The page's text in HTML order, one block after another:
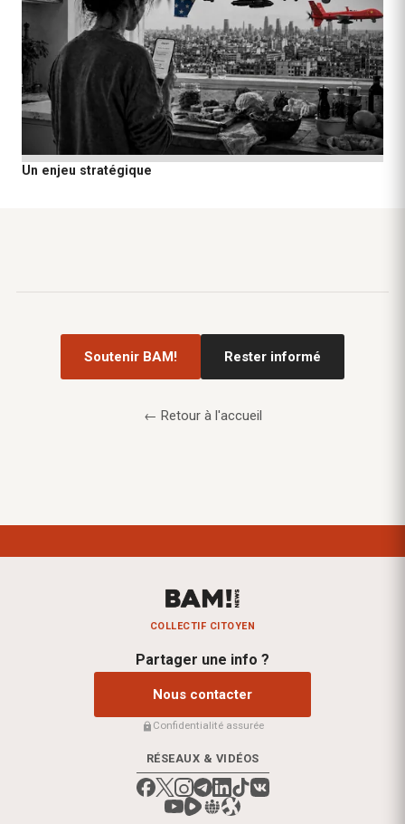
Un enjeu stratégique
Soutenir BAM! Rester informé
← Retour à l'accueil
COLLECTIF CITOYEN
Partager une info ?
Nous contacter
Confidentialité assurée
RÉSEAUX & VIDÉOS